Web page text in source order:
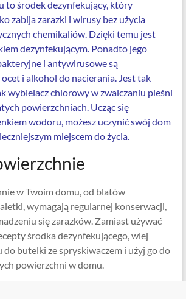
to środek dezynfekujący, który
zabija zarazki i wirusy bez użycia
chemikaliów. Dzięki temu jest
dezynfekującym. Ponadto jego
i antywirusowe są
i alkohol do nacierania. Jest tak
wybielacz chlorowy w zwalczaniu pleśni
powierzchniach. Ucząc się
wodoru, możesz uczynić swój dom
miejscem do życia.
w Twoim domu, od blatów
wymagają regularnej konserwacji,
się zarazków. Zamiast używać
środka dezynfekującego, wlej
butelki ze spryskiwaczem i użyj go do
powierzchni w domu.